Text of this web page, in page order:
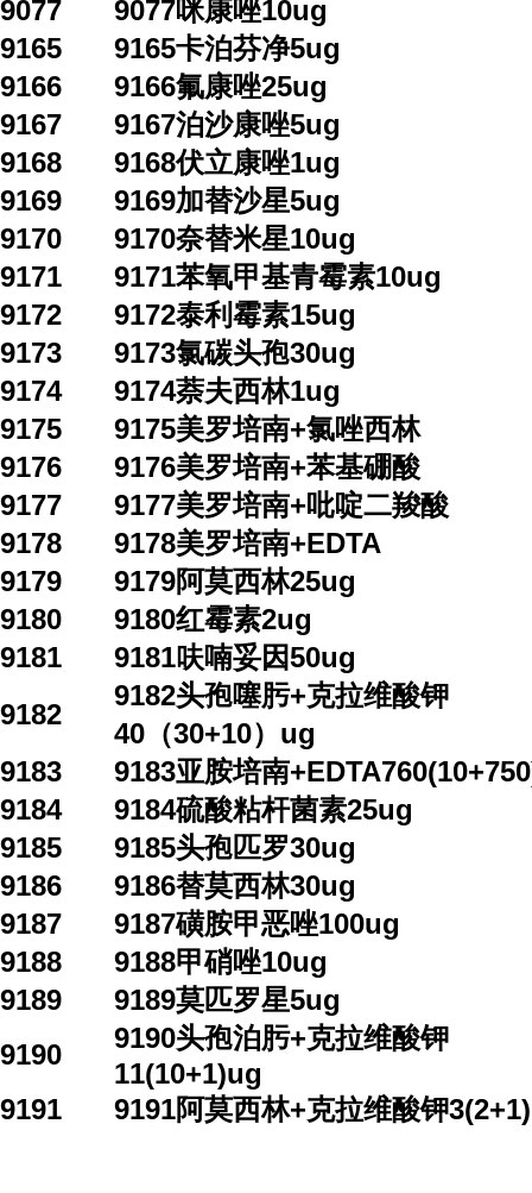
9077
9077咪康唑10ug
9165
9165卡泊芬净5ug
9166
9166氟康唑25ug
9167
9167泊沙康唑5ug
9168
9168伏立康唑1ug
9169
9169加替沙星5ug
9170
9170奈替米星10ug
9171
9171苯氧甲基青霉素10ug
9172
9172泰利霉素15ug
9173
9173氯碳头孢30ug
9174
9174萘夫西林1ug
9175
9175美罗培南+氯唑西林
9176
9176美罗培南+苯基硼酸
9177
9177美罗培南+吡啶二羧酸
9178
9178美罗培南+EDTA
9179
9179阿莫西林25ug
9180
9180红霉素2ug
9181
9181呋喃妥因50ug
9182
9182头孢噻肟+克拉维酸钾
40（30+10）ug
9183
9183亚胺培南
9184
9184硫酸粘杆菌素25ug
9185
9185头孢匹罗30ug
9186
9186替莫西林30ug
9187
9187磺胺甲恶唑100ug
9188
9188甲硝唑10ug
9189
9189莫匹罗星5ug
9190
9190头孢泊肟+克拉维酸钾
11(10+1)ug
9191
9191阿莫西林+克拉维酸钾